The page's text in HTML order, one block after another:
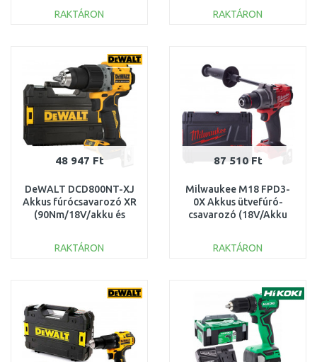
nélkül) Tstak
RAKTÁRON
Összehasonlítás
Makpac
RAKTÁRON
48 947 Ft
DeWALT DCD800NT-XJ
Akkus fúrócsavarozó XR
(90Nm/18V/akku és
RAKTÁRON
Összehasonlítás
87 510 Ft
Milwaukee M18 FPD3-
0X Akkus ütvefúró-
csavarozó (18V/Akku
4933479859
RAKTÁRON
Összehasonlítás